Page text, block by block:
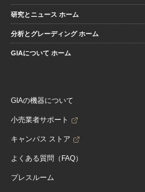
研究とニュース ホーム
分析とグレーディング ホーム
GIAについて ホーム
GIAの機器について
小売業者サポート
キャンパス ストア
よくある質問（FAQ）
プレスルーム